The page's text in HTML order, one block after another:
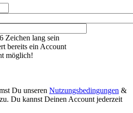
Zeichen lang sein
bereits ein Account
möglich!
Du unseren Nutzungsbedingungen &
zu. Du kannst Deinen Account jederzeit